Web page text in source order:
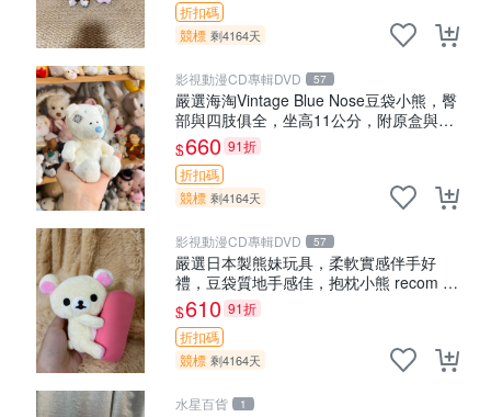
折扣碼
競標 剩4164天
影視動漫CD專輯DVD 57
嚴選海淘Vintage Blue Nose豆袋小熊，臀
部與四肢俱全，坐高11公分，附原盒與吊
牌收藏。藍鼻子小熊，值得擁有 玩具 憶熊
$660 91折
折扣碼
競標 剩4164天
影視動漫CD專輯DVD 57
嚴選日本製熊妹玩具，柔軟實感伴手好
禮，豆袋質地手感佳，抱枕小熊 recom 推
薦 白色豆袋 玩具
$610 91折
折扣碼
競標 剩4164天
水星百貨 1